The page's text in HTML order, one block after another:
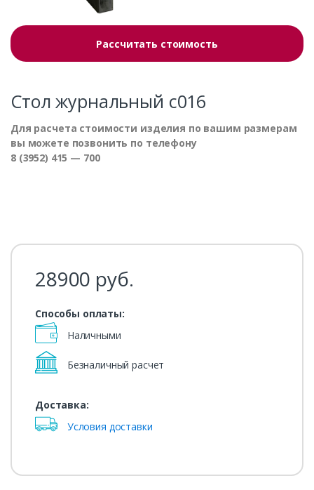
Рассчитать стоимость
Стол журнальный с016
Для расчета стоимости изделия по вашим размерам
вы можете позвонить по телефону
8 (3952) 415 — 700
28900 руб.
Способы оплаты:
Наличными
Безналичный расчет
Доставка:
Условия доставки